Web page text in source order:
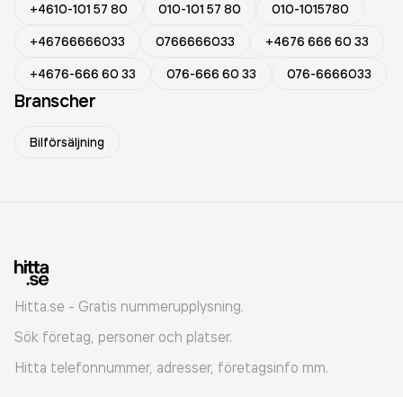
+4610-101 57 80
010-101 57 80
010-1015780
+46766666033
0766666033
+4676 666 60 33
+4676-666 60 33
076-666 60 33 076-6666033
Branscher
Bilförsäljning
Hitta.se - Gratis nummerupplysning.
Sök företag, personer och platser.
Hitta telefonnummer, adresser, företagsinfo mm.